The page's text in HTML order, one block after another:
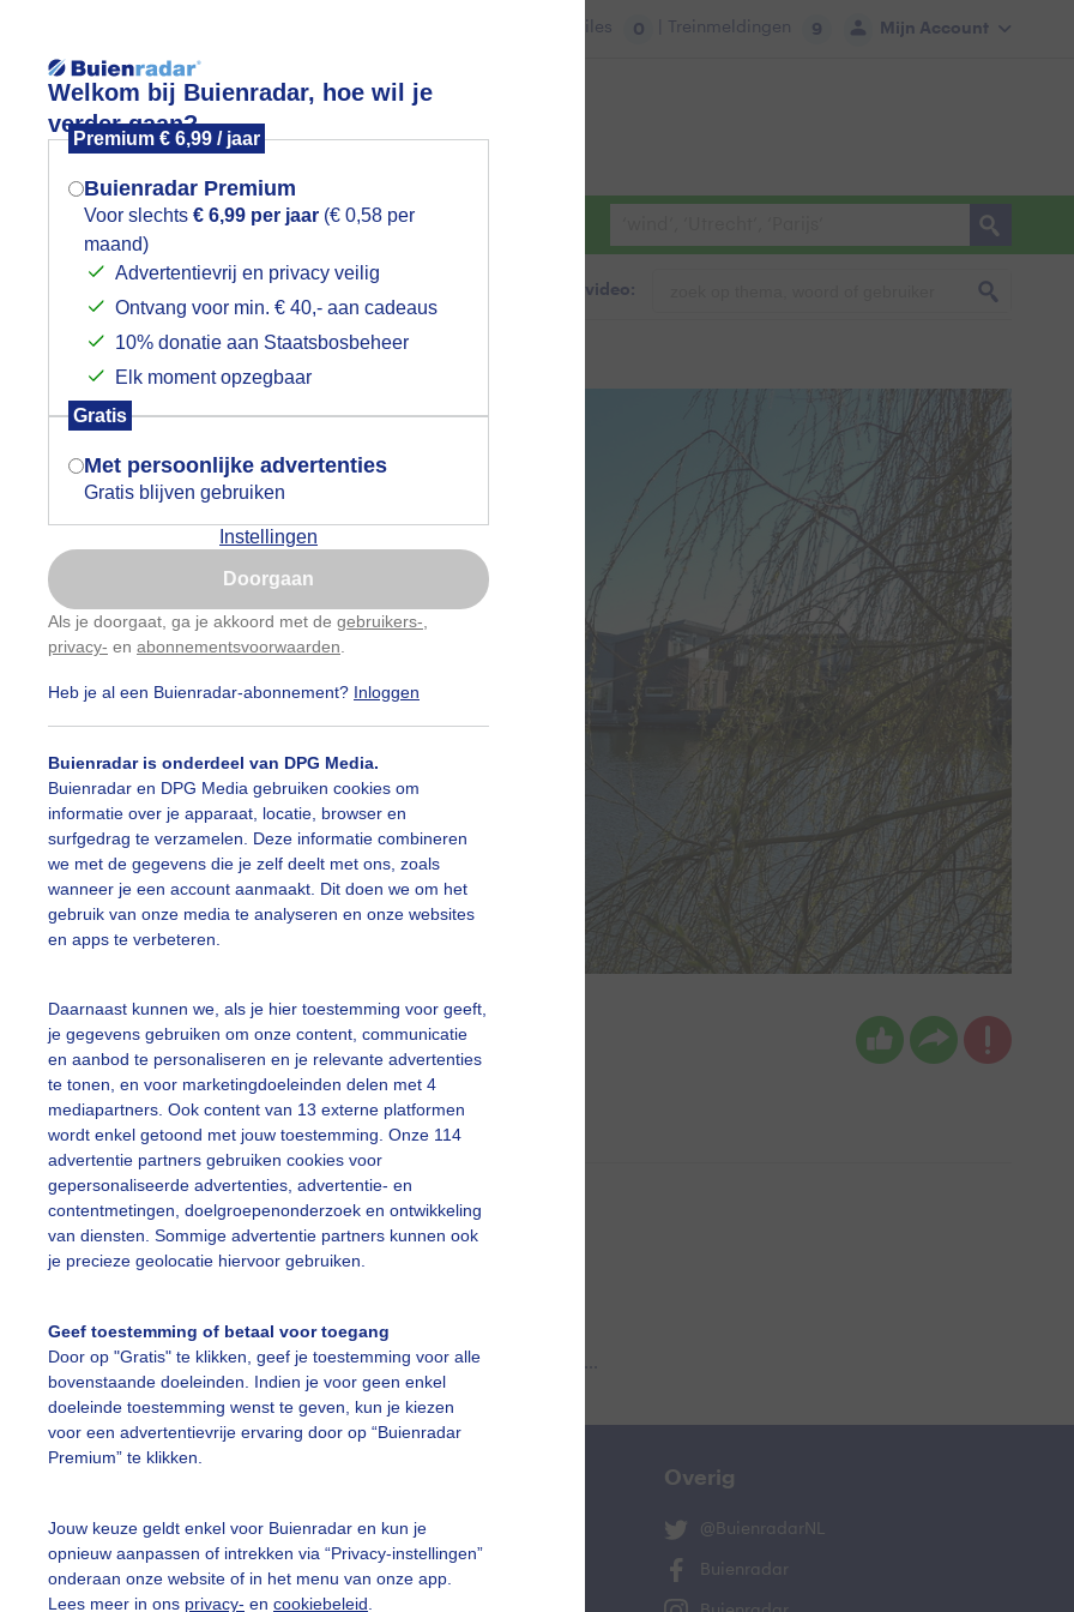
Welkom bij Buienradar, hoe wil je
verder gaan?
Premium € 6,99 / jaar
Buienradar Premium
Voor slechts € 6,99 per jaar (€ 0,58 per
maand)
Advertentievrij en privacy veilig
Ontvang voor min. € 40,- aan cadeaus
10% donatie aan Staatsbosbeheer
Elk moment opzegbaar
Gratis
Met persoonlijke advertenties
Gratis blijven gebruiken
Instellingen
Doorgaan
Als je doorgaat, ga je akkoord met de gebruikers-
privacy- en abonnementsvoorwaarden
Heb je al een Buienradar-abonnement? Inloggen
Buienradar is onderdeel van DPG Media.
Buienradar en DPG Media gebruiken cookies om
informatie over je apparaat, locatie, browser en
surfgedrag te verzamelen. Deze informatie combineren
we met de gegevens die je zelf deelt met ons, zoals
wanneer je een account aanmaakt. Dit doen we om het
gebruik van onze media te analyseren en onze websites
en apps te verbeteren.
Daarnaast kunnen we, als je hier toestemming voor geeft,
je gegevens gebruiken om onze content, communicatie
en aanbod te personaliseren en je relevante advertenties
te tonen, en voor marketingdoeleinden delen met 4
mediapartners. Ook content van 13 externe platformen
wordt enkel getoond met jouw toestemming. Onze 114
advertentie partners gebruiken cookies voor
gepersonaliseerde advertenties, advertentie- en
contentmetingen, doelgroepenonderzoek en ontwikkeling
van diensten. Sommige advertentie partners kunnen ook
je precieze geolocatie hiervoor gebruiken.
Geef toestemming of betaal voor toegang
Door op "Gratis" te klikken, geef je toestemming voor alle
bovenstaande doeleinden. Indien je voor geen enkel
doeleinde toestemming wenst te geven, kun je kiezen
voor een advertentievrije ervaring door op “Buienradar
Premium” te klikken.
Jouw keuze geldt enkel voor Buienradar en kun je
opnieuw aanpassen of intrekken via “Privacy-instellingen”
onderaan onze website of in het menu van onze app.
Lees meer in ons privacy- en cookiebeleid
Mijn Account
Files 0 | Treinmeldingen 9
Foto en video Weerzine
Zoeken in foto & video:
ria brasser Gemaakt: 18-03-2025, 50x bekeken
slideshow
Een moment geduld aub...
vragen
De Bilt
Overig
@BuienradarNL
Buienradar
Mogen we je locatie gebruiken voor
het weer?
Indien je hier nog geen akkoord op hebt
gegeven, verschijnt er zo een pop-up uit
je browser waarin deze toestemming
gevraagd wordt.
Is goed, toon de popup
Nu niet, misschien later
Gebruik je Safari en wil je niet elke dag deze pop-up
Klikhierom dit aan te passen